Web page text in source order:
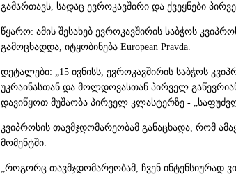
გამართავს, სადაც ევროკავშირი და ქვეყნები
წყარო: ამის შესახებ ევროკავშირის საბჭოს
გამოცხადდა, იტყობინება European Pravda.
დეტალები: „15 ივნისს, ევროკავშირის საბჭოს
უკრაინასთან და მოლდოვასთან პირველ
დავიწყოთ მუშაობა პირველ კლასტერზე -
კვიპროსის თავმჯდომარეობამ განაცხადა, რომ
მომენტში.
„როგორც თავმჯდომარეობამ, ჩვენ ინტენსიურად